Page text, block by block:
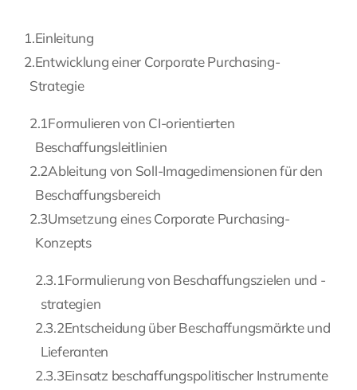
Fragen Sie Ihre Kanzlei
Kontakt
1.Einleitung
2.Entwicklung einer Corporate Purchasing-
Strategie
2.1Formulieren von CI-orientierten
Beschaffungsleitlinien
2.2Ableitung von Soll-Imagedimensionen für den
Beschaffungsbereich
2.3Umsetzung eines Corporate Purchasing-
Konzepts
2.3.1Formulierung von Beschaffungszielen und -
strategien
2.3.2Entscheidung über Beschaffungsmärkte und
Lieferanten
2.3.3Einsatz beschaffungspolitischer Instrumente